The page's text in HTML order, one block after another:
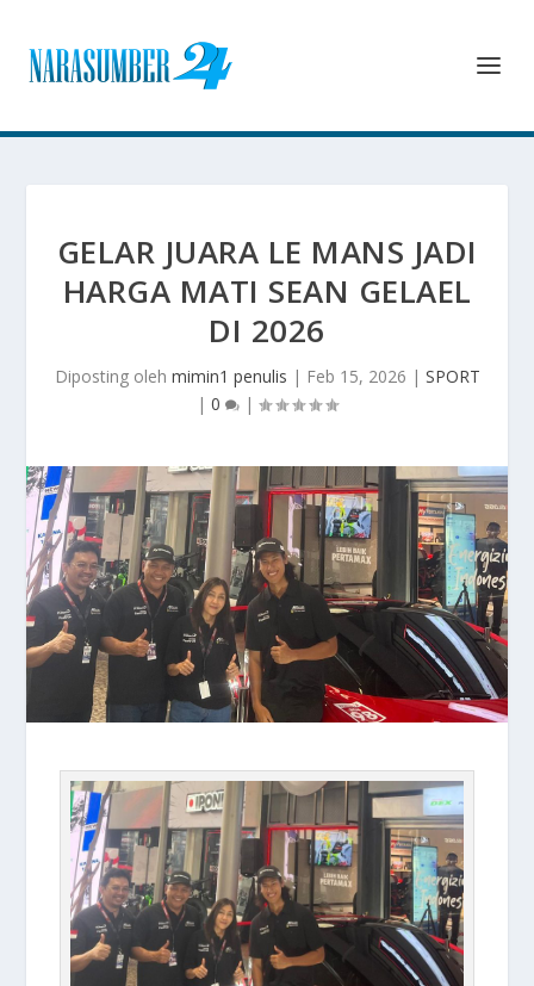
GELAR JUARA LE MANS JADI
HARGA MATI SEAN GELAEL
DI 2026
Diposting oleh mimin1 penulis | Feb 15, 2026 | SPORT
| 0 |